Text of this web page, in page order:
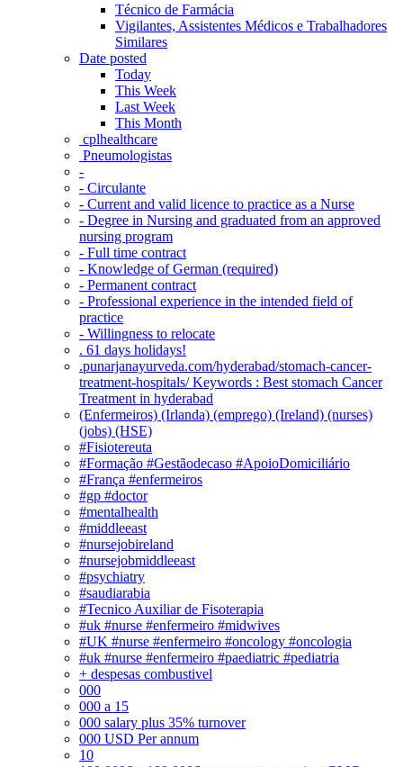
Técnico de Farmácia
Vigilantes, Assistentes Médicos e Trabalhadores
Similares
Date posted
Today
This Week
Last Week
This Month
‎ cplhealthcare‬
Pneumologistas
-
- Circulante
- Current and valid licence to practice as a Nurse
- Degree in Nursing and graduated from an approved
nursing program
- Full time contract
- Knowledge of German (required)
- Permanent contract
- Professional experience in the intended field of
practice
- Willingness to relocate
. 61 days holidays!
.punarjanayurveda.com/hyderabad/stomach-cancer-
treatment-hospitals/ Keywords : Best stomach Cancer
Treatment in hyderabad
(Enfermeiros) (Irlanda) (emprego) (Ireland) (nurses)
(jobs) (HSE)
#Fisiotereuta
#Formação #Gestãodecaso #ApoioDomiciliário
#França #enfermeiros
#gp #doctor
#mentalhealth
#middleeast
#nursejobireland
#nursejobmiddleeast
#psychiatry
#saudiarabia
#Tecnico Auxiliar de Fisoterapia
#uk #nurse #enfermeiro #midwives
#UK #nurse #enfermeiro #oncology #oncologia
#uk #nurse #enfermeiro #paediatric #pediatria
+ despesas combustivel
000
000 a 15
000 salary plus 35% turnover
000 USD Per annum
10